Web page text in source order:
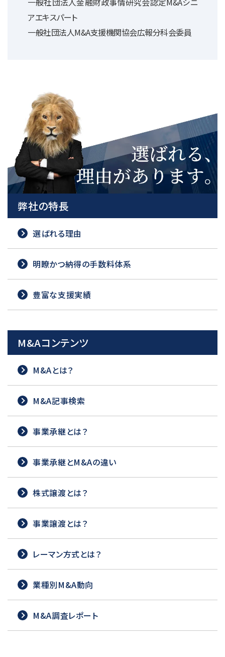
アエキスパート
一般社団法人M&A支援機関協会広報分科会委員
弊社の特長
選ばれる理由
明瞭かつ納得の手数料体系
豊富な支援実績
M&Aコンテンツ
M&Aとは？
M&A記事検索
事業承継とは？
事業承継とM&Aの違い
株式譲渡とは？
事業譲渡とは？
レーマン方式とは？
業種別M&A動向
M&A調査レポート